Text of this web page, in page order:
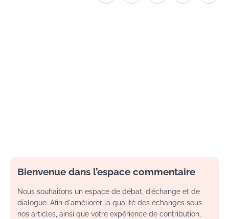
Bienvenue dans l’espace commentaire
Nous souhaitons un espace de débat, d’échange et de
dialogue. Afin d'améliorer la qualité des échanges sous
nos articles, ainsi que votre expérience de contribution,